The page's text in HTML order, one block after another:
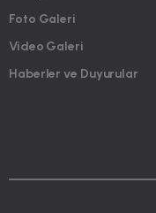
Foto Galeri
Video Galeri
Haberler ve Duyurular